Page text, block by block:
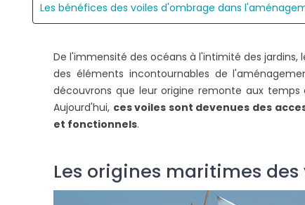
COMMENT FIXER UNE
PERGOLA EN BOIS AU SOL ?
2561 vues
De nombreux propriétaires
choisissent aujourd'hui d'installer
une pergola bois au sol pour leur
terrasse. Ainsi, ils...
COMMENT UTILISER
PINCE À SERTIR ?
2188 vues
Pour le sertissage des
de votre voile
l'utilisation d'une pince
Les bénéfices des voiles d'ombrage dans
De l'immensité des océans à l'intimité des jardins,
des éléments incontournables de
découvrons que leur origine remonte aux
Aujourd'hui, ces voiles sont devenues des
et fonctionnels.
Les origines maritimes